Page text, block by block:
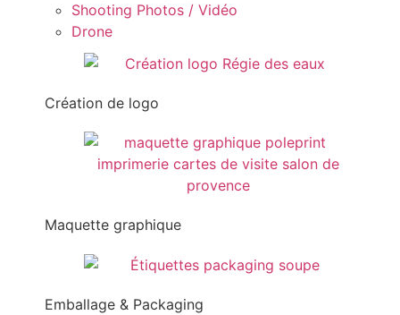
Shooting Photos / Vidéo
Drone
Création de logo
Maquette graphique
Emballage & Packaging